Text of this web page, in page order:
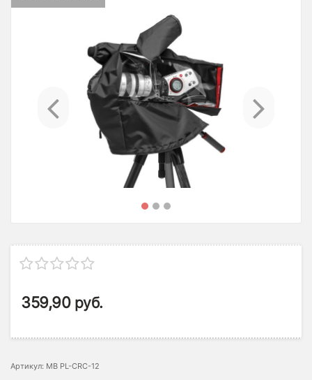
Previous
359,90 руб.
Артикул: MB PL-CRC-12